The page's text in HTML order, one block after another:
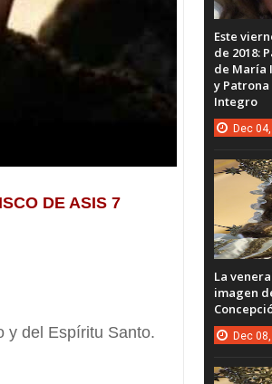
DE ASIS 7
y del Espíritu Santo.
Este
de 2018:
de María
y
Integro
Dec 04,
La
imagen
Dec 08,